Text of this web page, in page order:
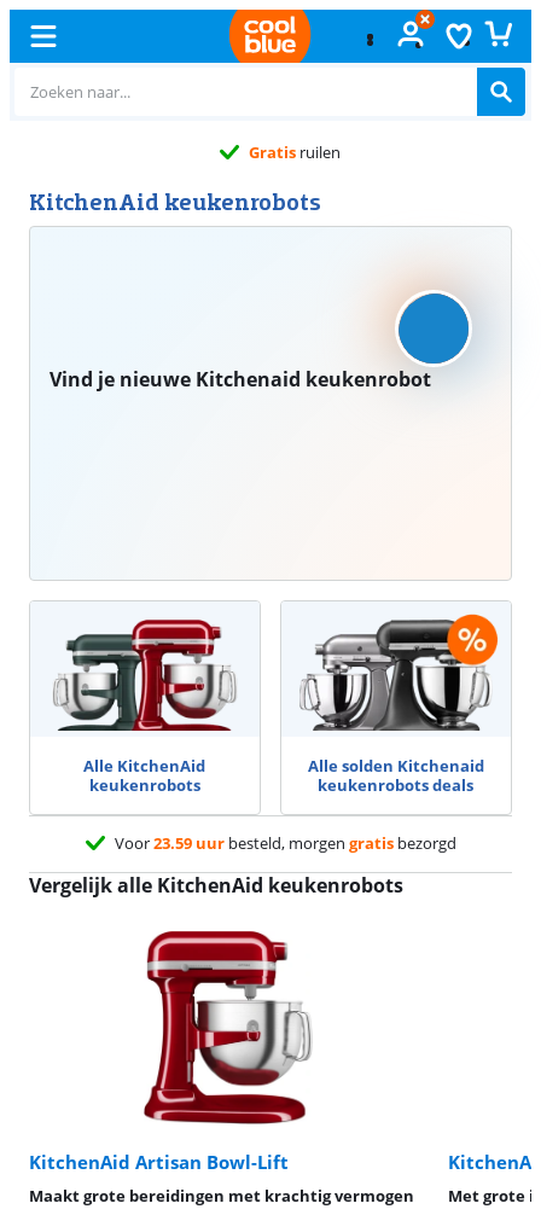
Gratis ruilen
KitchenAid keukenrobots
Vind je nieuwe Kitchenaid keukenrobot
Alle KitchenAid
keukenrobots
Alle solden Kitchenaid
keukenrobots deals
Voor23.59 uurbesteld, morgen gratisbezorgd
Vergelijk alle KitchenAid keukenrobots
KitchenAid Artisan Bowl-Lift
Maakt grote bereidingen met krachtig vermogen
Met grote